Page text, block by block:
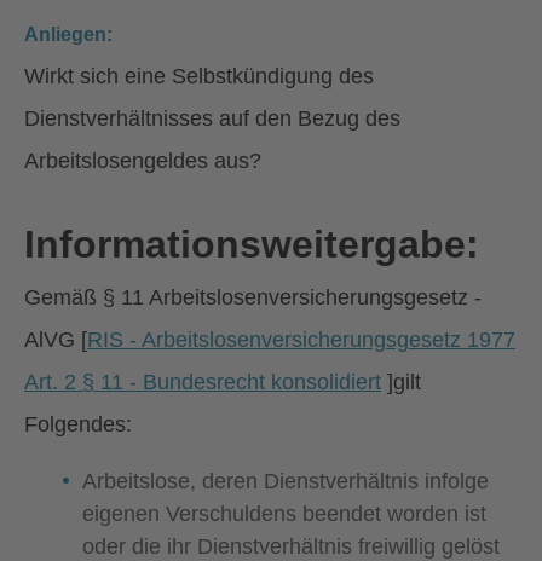
Anliegen:
Wirkt sich eine Selbstkündigung des
Dienstverhältnisses auf den Bezug des
Arbeitslosengeldes aus?
Informationsweitergabe:
Gemäß § 11 Arbeitslosenversicherungsgesetz -
AlVG [RIS - Arbeitslosenversicherungsgesetz 1977
Art. 2 § 11 - Bundesrecht konsolidiert ]gilt
Folgendes:
Arbeitslose, deren Dienstverhältnis infolge
eigenen Verschuldens beendet worden ist
oder die ihr Dienstverhältnis freiwillig gelöst